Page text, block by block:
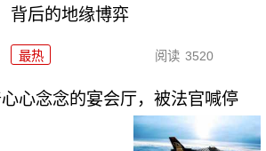
背后的地缘博弈
最热 阅读 3520
心念念的宴会厅，被法官喊停